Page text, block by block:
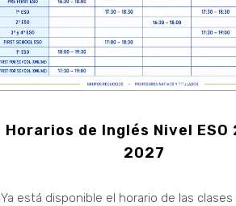
Horarios de Inglés Nivel ESO
2027
Ya está disponible el horario de las clases